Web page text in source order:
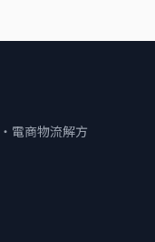
電商物流解方